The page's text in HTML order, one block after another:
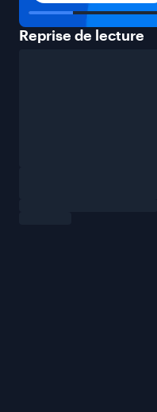
Reprise de lecture